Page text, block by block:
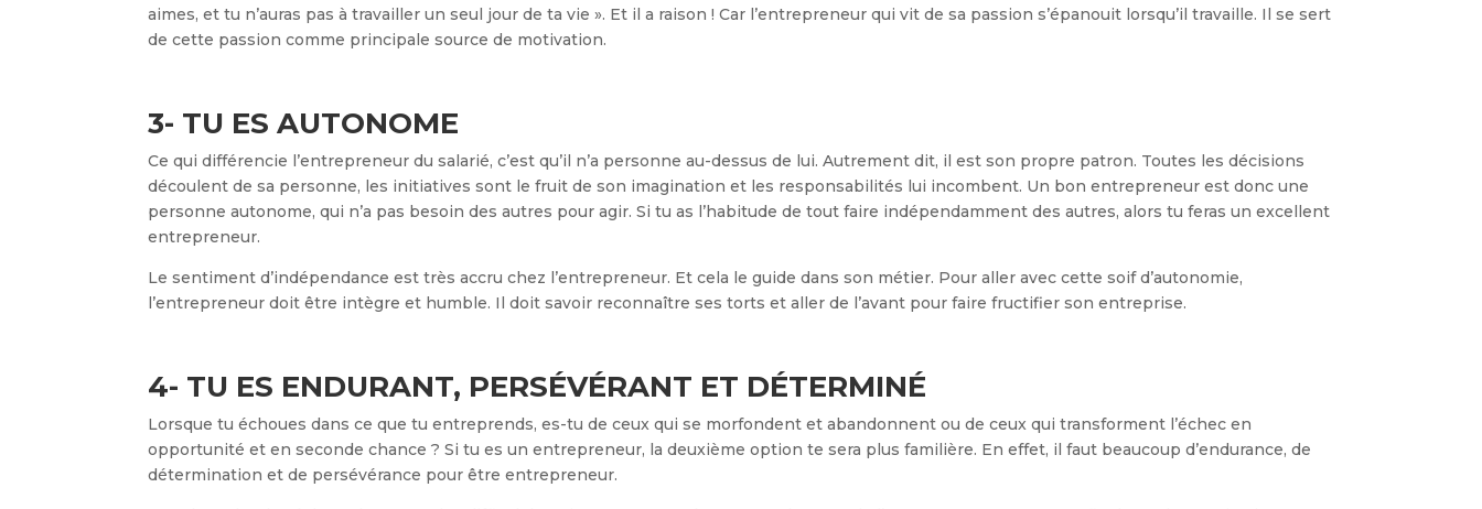
aimes, et tu n’auras pas à travailler un seul jour de ta vie ». Et il a raison ! Car l’entrepreneur qui vit de sa passion s’épanouit lorsqu’il travaille. Il se sert
de cette passion comme principale source de motivation.
3- TU ES AUTONOME
Ce qui différencie l’entrepreneur du salarié, c’est qu’il n’a personne au-dessus de lui. Autrement dit, il est son propre patron. Toutes les décisions
découlent de sa personne, les initiatives sont le fruit de son imagination et les responsabilités lui incombent. Un bon entrepreneur est donc une
personne autonome, qui n’a pas besoin des autres pour agir. Si tu as l’habitude de tout faire indépendamment des autres, alors tu feras un excellent
entrepreneur.
Le sentiment d’indépendance est très accru chez l’entrepreneur. Et cela le guide dans son métier. Pour aller avec cette soif d’autonomie,
l’entrepreneur doit être intègre et humble. Il doit savoir reconnaître ses torts et aller de l’avant pour faire fructifier son entreprise.
4- TU ES ENDURANT, PERSÉVÉRANT ET DÉTERMINÉ
Lorsque tu échoues dans ce que tu entreprends, es-tu de ceux qui se morfondent et abandonnent ou de ceux qui transforment l’échec en
opportunité et en seconde chance ? Si tu es un entrepreneur, la deuxième option te sera plus familière. En effet, il faut beaucoup d’endurance, de
détermination et de persévérance pour être entrepreneur.